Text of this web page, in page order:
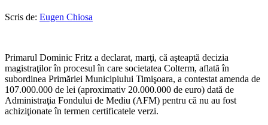
Scris de: Eugen Chiosa
Primarul Dominic Fritz a declarat, marţi, că aşteaptă decizia
magistraţilor în procesul în care societatea Colterm, aflată în
subordinea Primăriei Municipiului Timişoara, a contestat amenda de
107.000.000 de lei (aproximativ 20.000.000 de euro) dată de
Administraţia Fondului de Mediu (AFM) pentru că nu au fost
achiziţionate în termen certificatele verzi.